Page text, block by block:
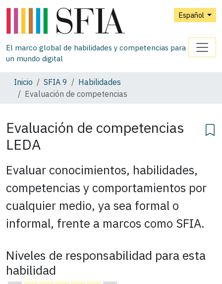
Español
El marco global de habilidades y competencias para
un mundo digital
Inicio SFIA 9
Habilidades
Evaluación de competencias
Evaluación de competencias
LEDA
Evaluar conocimientos, habilidades,
competencias y comportamientos por
cualquier medio, ya sea formal o
informal, frente a marcos como SFIA.
Niveles de responsabilidad para esta
habilidad